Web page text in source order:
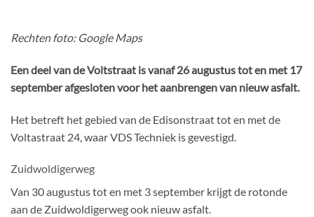
Rechten foto: Google Maps
Een deel van de Voltstraat is vanaf 26 augustus tot en met 17
september afgesloten voor het aanbrengen van nieuw asfalt.
Het betreft het gebied van de Edisonstraat tot en met de
Voltastraat 24, waar VDS Techniek is gevestigd.
Zuidwoldigerweg
Van 30 augustus tot en met 3 september krijgt de rotonde
aan de Zuidwoldigerweg ook nieuw asfalt.